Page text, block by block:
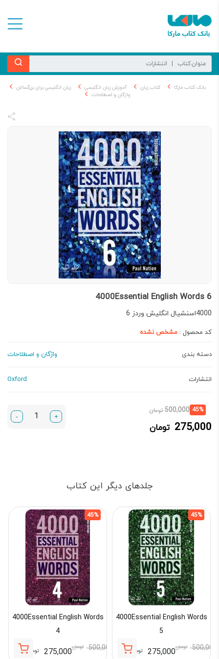
بانک کتاب مارکا کتاب زبان آموزش زبان انگلیسی
زبان انگلیسی برای بزرگسالان
واژگان و اصطلاحات
4000Essential English Words 6
4000اسنشیال انگلیش وردز 6
کد محصول : مشخص نشده
دسته بندی واژگان و اصطلاحات
انتشارات Oxford
45%
500,000 تومانقیمت
275,000 تومان
قیمت
275,000 تومان.
+
-
جلدهای دیگر این کتاب
45%
4000Essential English Words
5
500,000 تومان275,000 تومان
45%
4000Essential English Words
4
500,000 تومان275,000 تومان